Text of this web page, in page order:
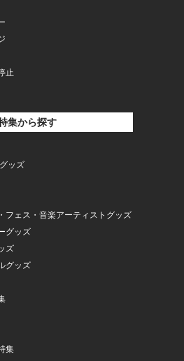
止
集から探す
ッズ
フェス・音楽アーティストグッズ
グッズ
ズ
グッズ
集